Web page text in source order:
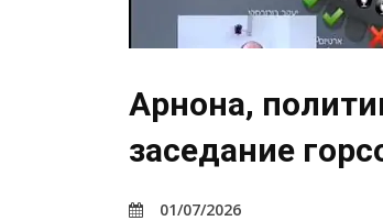
Арнона,
заседание
01/07/2026